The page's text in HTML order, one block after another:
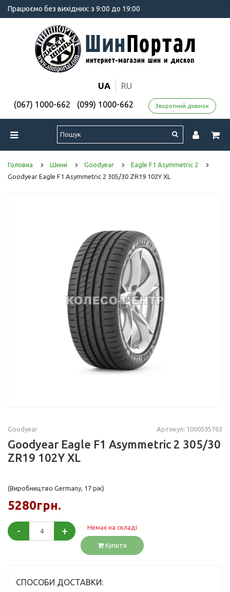
Працюємо без вихідних: з 9:00 до 19:00
UA RU
(067) 1000-662 (099) 1000-662 Зворотний дзвінок
Головна Шини Goodyear
Eagle F1 Asymmetric 2
Goodyear Eagle F1 Asymmetric 2 305/30 ZR19 102Y XL
Goodyear Артикул: 1000595763
Goodyear Eagle F1 Asymmetric 2 305/30
ZR19 102Y XL
(Виробництво Germany, 17 рік)
5280грн.
- + Немає на складі
Купити
СПОСОБИ ДОСТАВКИ: